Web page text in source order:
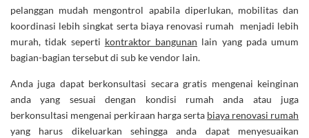
pelanggan mudah mengontrol apabila diperlukan, mobilitas dan
koordinasi lebih singkat serta biaya renovasi rumah menjadi lebih
murah, tidak seperti kontraktor bangunan lain yang pada umum
bagian-bagian tersebut di sub ke vendor lain.
Anda juga dapat berkonsultasi secara gratis mengenai keinginan
anda yang sesuai dengan kondisi rumah anda atau juga
berkonsultasi mengenai perkiraan harga serta biaya renovasi rumah
yang harus dikeluarkan sehingga anda dapat menyesuaikan